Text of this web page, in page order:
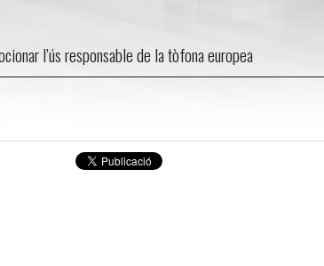
l’ús responsable de la tòfona europea